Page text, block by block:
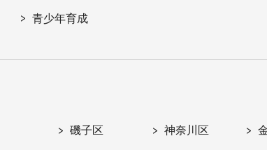
青少年育成
磯子区 神奈川区